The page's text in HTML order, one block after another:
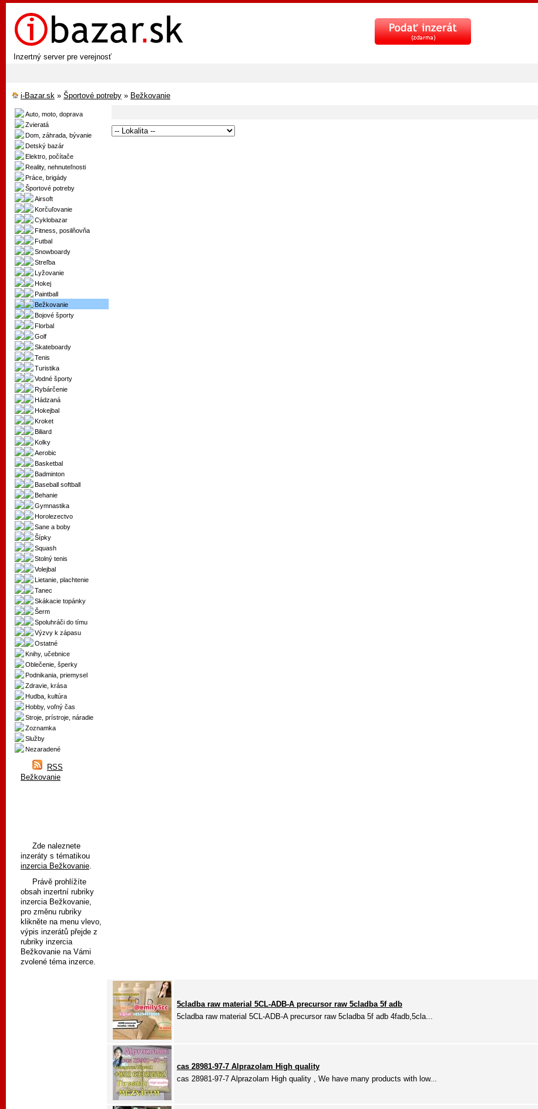
Inzertný server pre verejnosť
i-Bazar.sk » Športové potreby » Bežkovanie
Auto, moto, doprava
Zvieratá
Dom, záhrada, bývanie
Detský bazár
Elektro, počítače
Reality, nehnuteľnosti
Práce, brigády
Športové potreby
Airsoft
Korčuľovanie
Cyklobazar
Fitness, posilňovňa
Futbal
Snowboardy
Streľba
Lyžovanie
Hokej
Paintball
Bežkovanie
Bojové športy
Florbal
Golf
Skateboardy
Tenis
Turistika
Vodné športy
Rybárčenie
Hádzaná
Hokejbal
Kroket
Biliard
Kolky
Aerobic
Basketbal
Badminton
Baseball softball
Behanie
Gymnastika
Horolezectvo
Sane a boby
Šípky
Squash
Stolný tenis
Volejbal
Lietanie, plachtenie
Tanec
Skákacie topánky
Šerm
Spoluhráči do tímu
Výzvy k zápasu
Ostatné
Knihy, učebnice
Oblečenie, šperky
Podnikania, priemysel
Zdravie, krása
Hudba, kultúra
Hobby, voľný čas
Stroje, prístroje, náradie
Zoznamka
Služby
Nezaradené
RSS
Bežkovanie
Zde naleznete
inzeráty s tématikou
inzercia Bežkovanie.
Právě prohlížíte
obsah inzertní rubriky
inzercia Bežkovanie,
pro změnu rubriky
klikněte na menu vlevo,
výpis inzerátů přejde z
rubriky inzercia
Bežkovanie na Vámi
zvolené téma inzerce.
5cladba raw material 5CL-ADB-A precursor raw 5cladba 5f adb
5cladba raw material 5CL-ADB-A precursor raw 5cladba 5f adb 4fadb,5cla...
cas 28981-97-7 Alprazolam High quality
cas 28981-97-7 Alprazolam High quality , We have many products with low...